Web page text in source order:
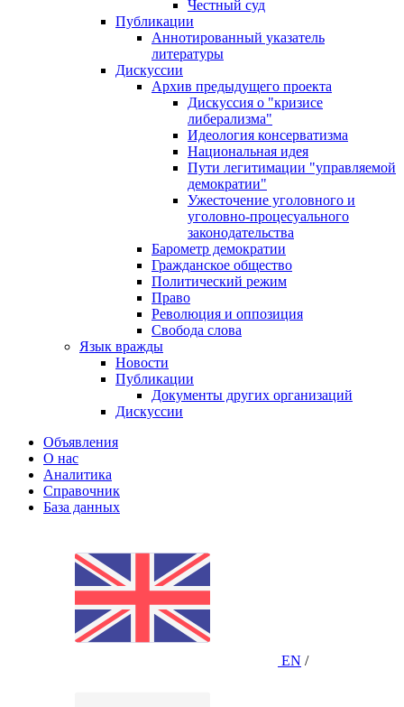
Честный суд
Публикации
Аннотированный указатель
литературы
Дискуссии
Архив предыдущего проекта
Дискуссия о "кризисе
либерализма"
Идеология консерватизма
Национальная идея
Пути легитимации "управляемой
демократии"
Ужесточение уголовного и
уголовно-процесуального
законодательства
Барометр демократии
Гражданское общество
Политический режим
Право
Революция и оппозиция
Свобода слова
Язык вражды
Новости
Публикации
Документы других организаций
Дискуссии
Объявления
О нас
Аналитика
Справочник
База данных
EN /